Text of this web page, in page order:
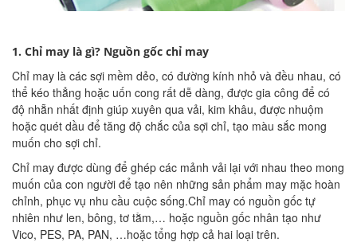
1. Chỉ may là gì? Nguồn gốc chỉ may
Chỉ may là các sợi mềm dẻo, có đường kính nhỏ và đều nhau, có
thể kéo thẳng hoặc uốn cong rất dễ dàng, được gia công để có
độ nhẵn nhất định giúp xuyên qua vải, kim khâu, được nhuộm
hoặc quét dầu để tăng độ chắc của sợi chỉ, tạo màu sắc mong
muốn cho sợi chỉ.
Chỉ may được dùng để ghép các mảnh vải lại với nhau theo mong
muốn của con người để tạo nên những sản phẩm may mặc hoàn
chỉnh, phục vụ nhu cầu cuộc sống.Chỉ may có nguồn gốc tự
nhiên như len, bông, tơ tằm,… hoặc nguồn gốc nhân tạo như
Vico, PES, PA, PAN, …hoặc tổng hợp cả hai loại trên.